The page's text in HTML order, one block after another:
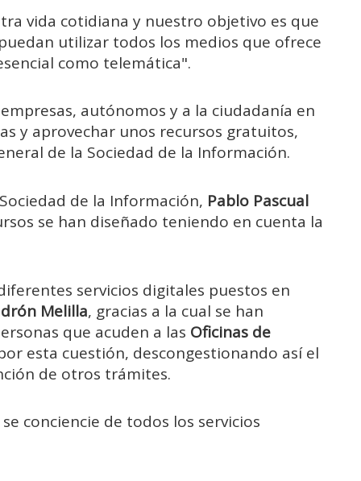
vida cotidiana y nuestro objetivo es que
utilizar todos los medios que ofrece
como telemática".
autónomos y a la ciudadanía en
y aprovechar unos recursos gratuitos,
de la Sociedad de la Información.
de la Información, Pablo Pascual
se han diseñado teniendo en cuenta la
servicios digitales puestos en
Melilla, gracias a la cual se han
que acuden a las Oficinas de
esta cuestión, descongestionando así el
de otros trámites.
conciencie de todos los servicios